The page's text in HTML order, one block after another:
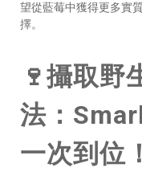
望從藍莓中獲得更多實
擇。
🍷攝取野
法：
一次到位！